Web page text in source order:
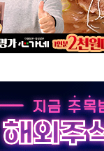
호우
의 새 안보 협력 구도
자'